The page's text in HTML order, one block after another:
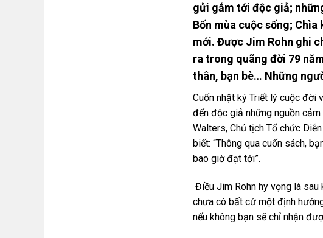
gửi gắm tới độc giả;
Bốn mùa cuộc sống;
mới. Được Jim Rohn ghi
ra trong quãng đời 79
thân, bạn bè… Những
Cuốn nhật ký Triết lý cuộc đời
đến độc giả những nguồn
Walters, Chủ tịch Tổ chức
biết: “Thông qua cuốn sách,
bao giờ đạt tới”.
Điều Jim Rohn hy vọng là
chưa có bất cứ một định
nếu không bạn sẽ chỉ nhận